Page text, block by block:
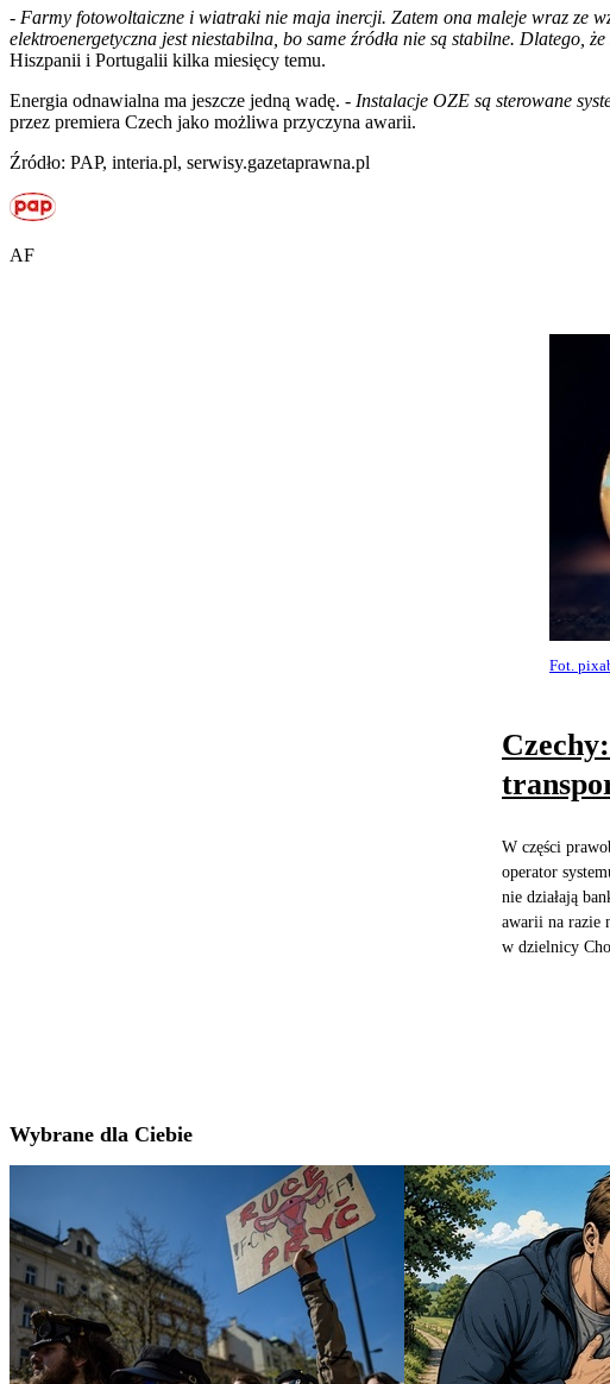
- Farmy fotowoltaiczne i wiatraki nie maja inercji. Zatem ona maleje wraz ze
elektroenergetyczna jest niestabilna, bo same źródła nie są stabilne. Dlatego,
Hiszpanii i Portugalii kilka miesięcy temu.
Energia odnawialna ma jeszcze jedną wadę. - Instalacje OZE są sterowane
przez premiera Czech jako możliwa przyczyna awarii.
Źródło: PAP, interia.pl, serwisy.gazetaprawna.pl
AF
Fot.
W części
operator
nie działają
awarii na razie
w dzielnicy
Wybrane dla Ciebie